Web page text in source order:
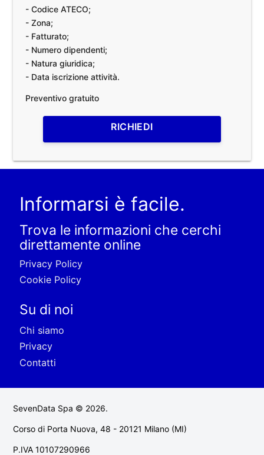
- Codice ATECO;
- Zona;
- Fatturato;
- Numero dipendenti;
- Natura giuridica;
- Data iscrizione attività.
Preventivo gratuito
RICHIEDI
Informarsi è facile.
Trova le informazioni che cerchi
direttamente online
Privacy Policy
Cookie Policy
Su di noi
Chi siamo
Privacy
Contatti
SevenData Spa © 2026.
Corso di Porta Nuova, 48 - 20121 Milano (MI)
P.IVA 10107290966